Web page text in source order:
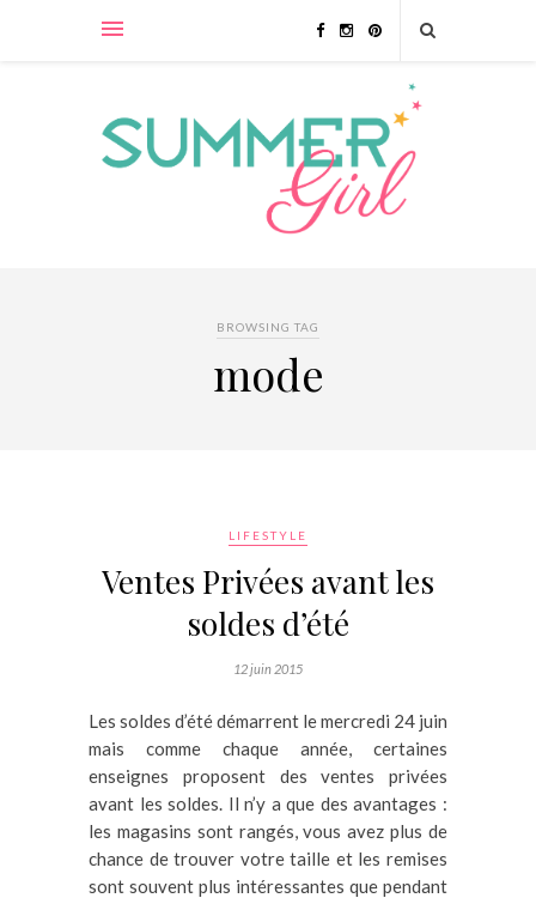
BROWSING TAG
mode
LIFESTYLE
Ventes Privées avant les
soldes d’été
12 juin 2015
Les soldes d’été démarrent le mercredi 24 juin
mais comme chaque année, certaines
enseignes proposent des ventes privées
avant les soldes. Il n’y a que des avantages :
les magasins sont rangés, vous avez plus de
chance de trouver votre taille et les remises
sont souvent plus intéressantes que pendant